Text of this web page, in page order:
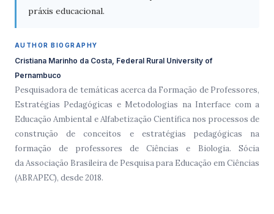
práxis educacional.
AUTHOR BIOGRAPHY
Cristiana Marinho da Costa, Federal Rural University of
Pernambuco
Pesquisadora de temáticas acerca da Formação de Professores,
Estratégias Pedagógicas e Metodologias na Interface com a
Educação Ambiental e Alfabetização Científica nos processos de
construção de conceitos e estratégias pedagógicas na
formação de professores de Ciências e Biologia. Sócia
da Associação Brasileira de Pesquisa para Educação em Ciências
(ABRAPEC), desde 2018.